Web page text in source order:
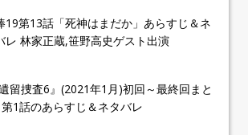
19第13話「死神はまだか」あらすじ＆ネ
レ 林家正蔵,笹野高史ゲスト出演
遺留捜査6』(2021年1月)初回～最終回まと
1話のあらすじ＆ネタバレ